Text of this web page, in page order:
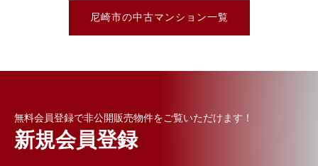
尼崎市の中古マンション一覧
無料会員登録で非公開販売物件をご覧いただけます！
新規会員登録